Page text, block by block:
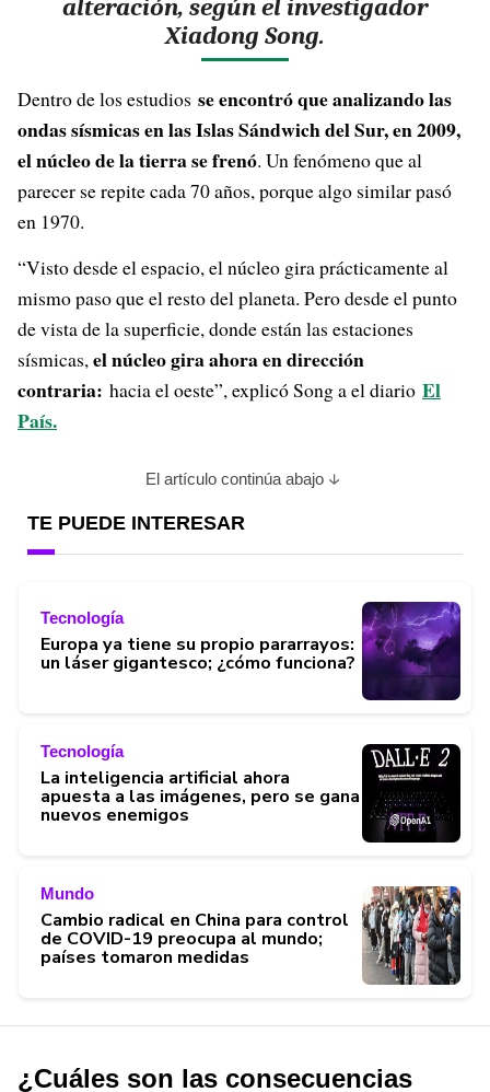
alteración, según el investigador
Xiadong Song.
Dentro de los estudios se encontró que analizando las
ondas sísmicas en las Islas Sándwich del Sur, en 2009,
el núcleo de la tierra se frenó. Un fenómeno que al
parecer se repite cada 70 años, porque algo similar pasó
en 1970.
“Visto desde el espacio, el núcleo gira prácticamente al
mismo paso que el resto del planeta. Pero desde el punto
de vista de la superficie, donde están las estaciones
sísmicas,el núcleo gira ahora en dirección
contraria: hacia el oeste”, explicó Song a el diario El
País.
El artículo continúa abajo
TE PUEDE INTERESAR
Tecnología
Europa ya tiene su propio pararrayos:
un láser gigantesco; ¿cómo funciona?
Tecnología
La inteligencia artificial ahora
apuesta a las imágenes, pero se gana
nuevos enemigos
Mundo
Cambio radical en China para control
de COVID-19 preocupa al mundo;
países tomaron medidas
¿Cuáles son las consecuencias